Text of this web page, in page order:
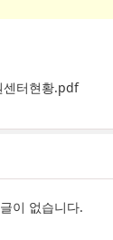
센터현황.pdf
이 없습니다.